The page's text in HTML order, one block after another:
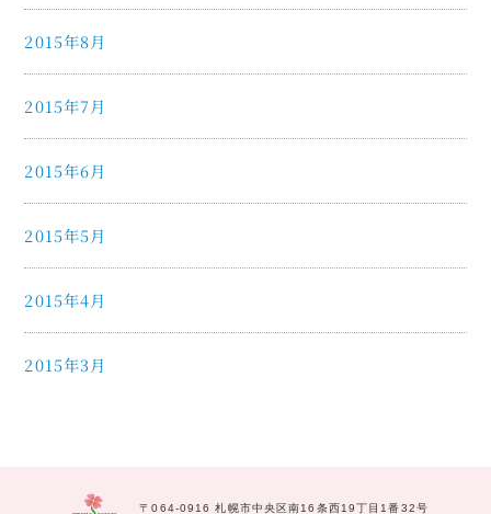
2015年8月
2015年7月
2015年6月
2015年5月
2015年4月
2015年3月
〒064-0916 札幌市中央区南16条西19丁目1番32号